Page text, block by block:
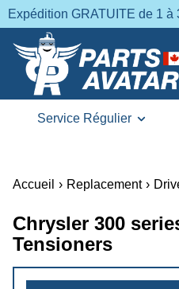
Expédition GRATUITE de 1 à
Service Régulier
Accueil › Replacement ›
Chrysler 300
Tensioners